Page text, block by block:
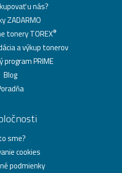
u nás?
ZADARMO
tonery TOREX®
a výkup tonerov
program PRIME
Blog
sme?
cookies
podmienky